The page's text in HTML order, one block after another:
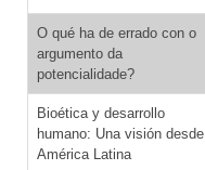
O qué ha de errado con o
argumento da
potencialidade?
Bioética y desarrollo
humano: Una visión desde
América Latina